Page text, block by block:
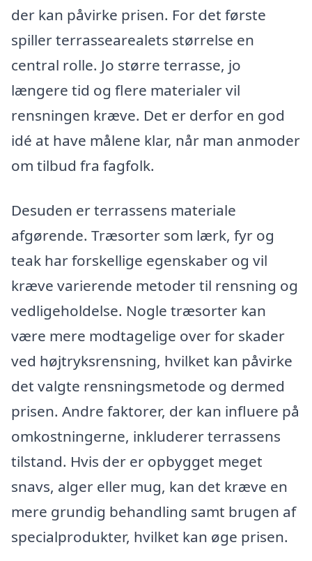
der kan påvirke prisen. For det første
spiller terrassearealets størrelse en
central rolle. Jo større terrasse, jo
længere tid og flere materialer vil
rensningen kræve. Det er derfor en god
idé at have målene klar, når man anmoder
om tilbud fra fagfolk.
Desuden er terrassens materiale
afgørende. Træsorter som lærk, fyr og
teak har forskellige egenskaber og vil
kræve varierende metoder til rensning og
vedligeholdelse. Nogle træsorter kan
være mere modtagelige over for skader
ved højtryksrensning, hvilket kan påvirke
det valgte rensningsmetode og dermed
prisen. Andre faktorer, der kan influere på
omkostningerne, inkluderer terrassens
tilstand. Hvis der er opbygget meget
snavs, alger eller mug, kan det kræve en
mere grundig behandling samt brugen af
specialprodukter, hvilket kan øge prisen.